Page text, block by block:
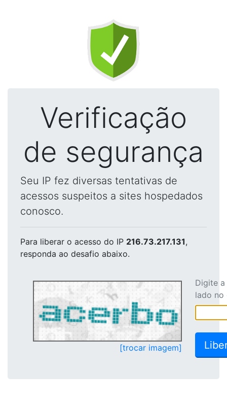
Verificação
de segurança
Seu IP fez diversas tentativas de
acessos suspeitos a sites hospedados
conosco.
Para liberar o acesso do IP 216.73.217.131,
responda ao desafio abaixo.
[trocar imagem]
Digite
lado no